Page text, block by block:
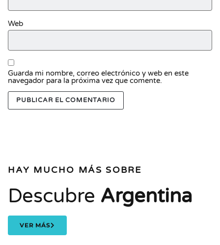
Web
Guarda mi nombre, correo electrónico y web en este
navegador para la próxima vez que comente.
HAY MUCHO MÁS SOBRE
Descubre Argentina
VER MÁS